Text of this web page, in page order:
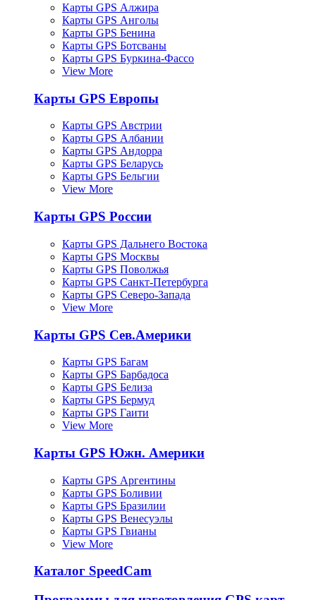
Карты GPS Алжира
Карты GPS Анголы
Карты GPS Бенина
Карты GPS Ботсваны
Карты GPS Буркина-Фассо
View More
Карты GPS Европы
Карты GPS Австрии
Карты GPS Албании
Карты GPS Андорра
Карты GPS Беларусь
Карты GPS Бельгии
View More
Карты GPS России
Карты GPS Дальнего Востока
Карты GPS Москвы
Карты GPS Поволжья
Карты GPS Санкт-Петербурга
Карты GPS Северо-Запада
View More
Карты GPS Сев.Америки
Карты GPS Багам
Карты GPS Барбадоса
Карты GPS Белиза
Карты GPS Бермуд
Карты GPS Гаити
View More
Карты GPS Южн. Америки
Карты GPS Аргентины
Карты GPS Боливии
Карты GPS Бразилии
Карты GPS Венесуэлы
Карты GPS Гвианы
View More
Каталог SpeedCam